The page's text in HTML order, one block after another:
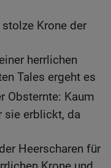
Krone der
herrlichen
Tales ergeht es
Obsternte: Kaum
sie erblickt, da
Heerscharen für